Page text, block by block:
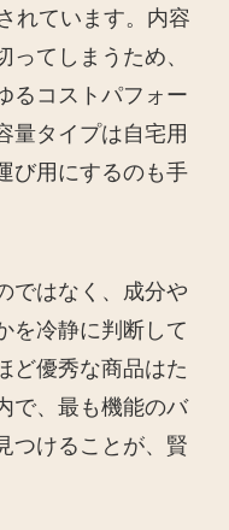
れています。内容
てしまうため、
るコストパフォー
量タイプは自宅用
び用にするのも手
ではなく、成分や
を冷静に判断して
ど優秀な商品はた
で、最も機能のバ
つけることが、賢